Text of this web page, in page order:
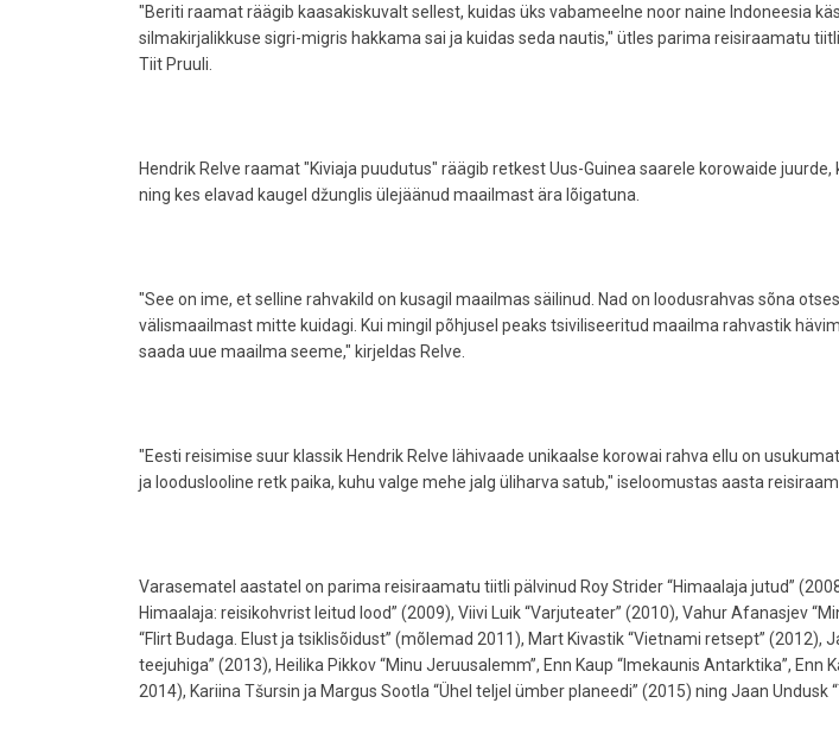
"Beriti raamat räägib kaasakiskuvalt sellest, kuidas üks vabameelne noor naine Indoneesia
silmakirjalikkuse sigri-migris hakkama sai ja kuidas seda nautis," ütles parima reisiraamatu
Tiit Pruuli.
Hendrik Relve raamat "Kiviaja puudutus" räägib retkest Uus-Guinea saarele korowaide
ning kes elavad kaugel džunglis ülejäänud maailmast ära lõigatuna.
"See on ime, et selline rahvakild on kusagil maailmas säilinud. Nad on loodusrahvas sõna
välismaailmast mitte kuidagi. Kui mingil põhjusel peaks tsiviliseeritud maailma rahvastik
saada uue maailma seeme," kirjeldas Relve.
"Eesti reisimise suur klassik Hendrik Relve lähivaade unikaalse korowai rahva ellu on
ja looduslooline retk paika, kuhu valge mehe jalg üliharva satub," iseloomustas aasta
Varasematel aastatel on parima reisiraamatu tiitli pälvinud Roy Strider “Himaalaja jutud”
Himaalaja: reisikohvrist leitud lood” (2009), Viivi Luik “Varjuteater” (2010), Vahur Afanasjev
“Flirt Budaga. Elust ja tsiklisõidust” (mõlemad 2011), Mart Kivastik “Vietnami retsept” (2012),
teejuhiga” (2013), Heilika Pikkov “Minu Jeruusalemm”, Enn Kaup “Imekaunis Antarktika”, Enn
2014), Kariina Tšursin ja Margus Sootla “Ühel teljel ümber planeedi” (2015) ning Jaan Undusk